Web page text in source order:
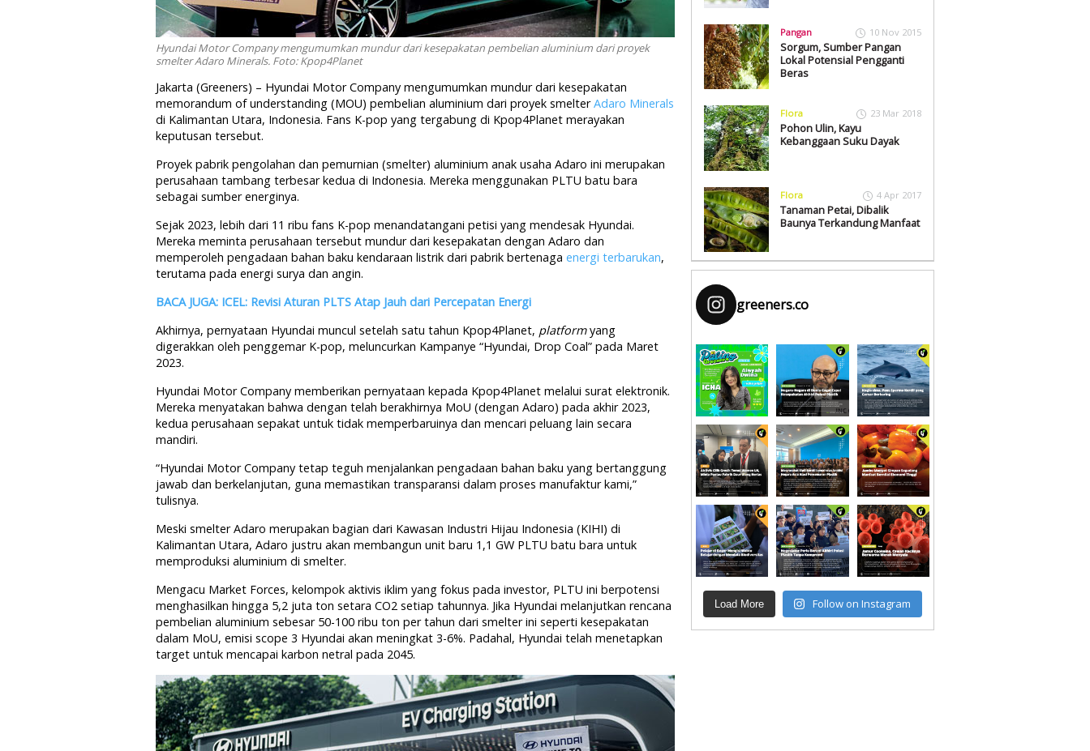
Hyundai Motor Company mengumumkan mundur dari kesepakatan pembelian aluminium dari proyek
smelter Adaro Minerals. Foto: Kpop4Planet
Jakarta (Greeners) – Hyundai Motor Company mengumumkan mundur dari kesepakatan
memorandum of understanding (MOU) pembelian aluminium dari proyek smelterAdaro Minerals
di Kalimantan Utara, Indonesia. Fans K-pop yang tergabung di Kpop4Planet merayakan
keputusan tersebut.
Proyek pabrik pengolahan dan pemurnian (smelter) aluminium anak usaha Adaro ini merupakan
perusahaan tambang terbesar kedua di Indonesia. Mereka menggunakan PLTU batu bara
sebagai sumber energinya.
Sejak 2023, lebih dari 11 ribu fans K-pop menandatangani petisi yang mendesak Hyundai.
Mereka meminta perusahaan tersebut mundur dari kesepakatan dengan Adaro dan
memperoleh pengadaan bahan baku kendaraan listrik dari pabrik bertenaga energi terbarukan,
terutama pada energi surya dan angin.
BACA JUGA: ICEL: Revisi Aturan PLTS Atap Jauh dari Percepatan Energi
Akhirnya, pernyataan Hyundai muncul setelah satu tahun Kpop4Planet, platformyang
digerakkan oleh penggemar K-pop, meluncurkan Kampanye “Hyundai, Drop Coal” pada Maret
2023.
Hyundai Motor Company memberikan pernyataan kepada Kpop4Planet melalui surat elektronik.
Mereka menyatakan bahwa dengan telah berakhirnya MoU (dengan Adaro) pada akhir 2023,
kedua perusahaan sepakat untuk tidak memperbaruinya dan mencari peluang lain secara
mandiri.
“Hyundai Motor Company tetap teguh menjalankan pengadaan bahan baku yang bertanggung
jawab dan berkelanjutan, guna memastikan transparansi dalam proses manufaktur kami,”
tulisnya.
Meski smelter Adaro merupakan bagian dari Kawasan Industri Hijau Indonesia (KIHI) di
Kalimantan Utara, Adaro justru akan membangun unit baru 1,1 GW PLTU batu bara untuk
memproduksi aluminium di smelter.
Mengacu Market Forces, kelompok aktivis iklim yang fokus pada investor, PLTU ini berpotensi
menghasilkan hingga 5,2 juta ton setara CO2 setiap tahunnya. Jika Hyundai melanjutkan rencana
pembelian aluminium sebesar 50-100 ribu ton per tahun dari smelter ini seperti kesepakatan
dalam MoU, emisi scope 3 Hyundai akan meningkat 3-6%. Padahal, Hyundai telah menetapkan
target untuk mencapai karbon netral pada 2045.
Pangan 10 Nov 2015
Sorgum, Sumber Pangan
Lokal Potensial Pengganti
Beras
Flora 23 Mar 2018
Pohon Ulin, Kayu
Kebanggaan Suku Dayak
Flora 4 Apr 2017
Tanaman Petai, Dibalik
Baunya Terkandung Manfaat
greeners.co
Load More Follow on Instagram